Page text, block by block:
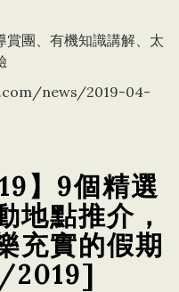
賞團、有機知識講解、太
news/2019-04-
】9個精選
地點推介，
充實的假期
2019]